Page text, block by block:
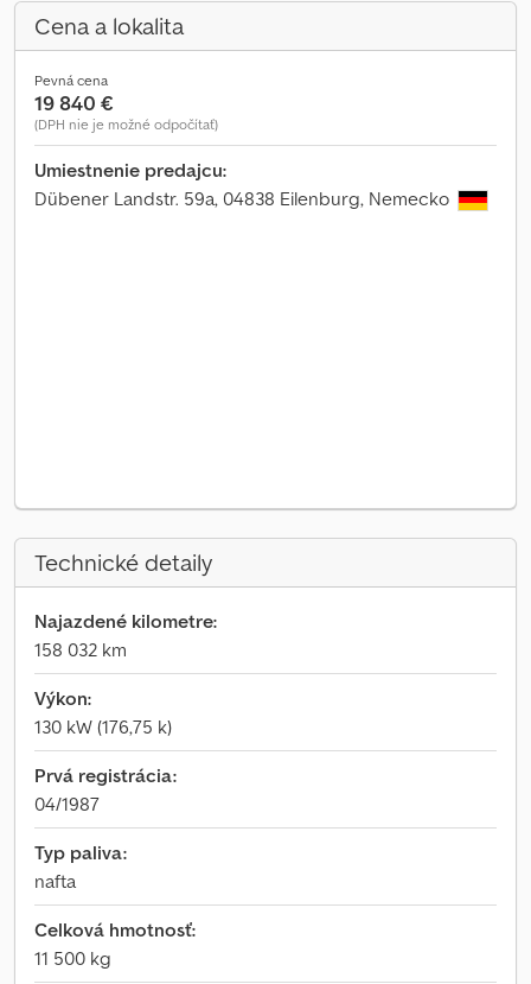
Cena a lokalita
Pevná cena
19 840 €
(DPH nie je možné odpočítať)
Umiestnenie predajcu:
Dübener Landstr. 59a, 04838 Eilenburg, Nemecko
Technické detaily
Najazdené kilometre:
158 032 km
Výkon:
130 kW (176,75 k)
Prvá registrácia:
04/1987
Typ paliva:
nafta
Celková hmotnosť:
11 500 kg